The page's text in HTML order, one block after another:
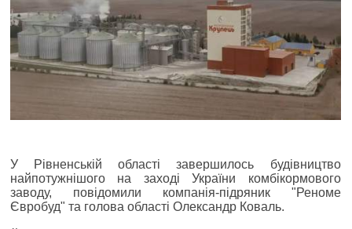
У Рівненській області завершилось будівництво
найпотужнішого на заході України комбікормового
заводу, повідомили компанія-підряник "Реноме
Євробуд" та голова області Олександр Коваль.